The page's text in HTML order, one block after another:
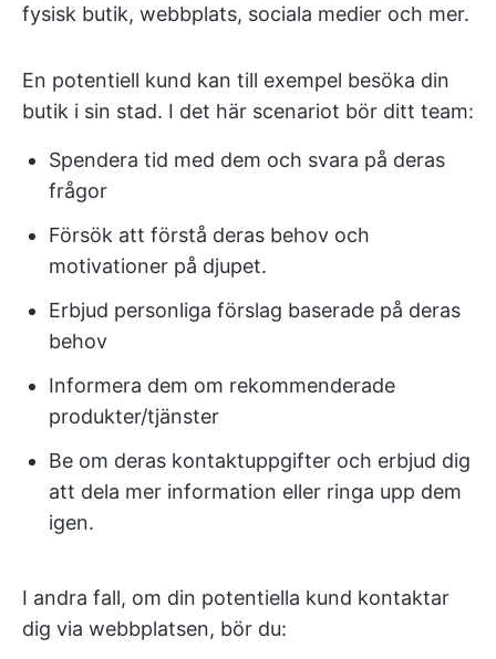
fysisk butik, webbplats, sociala medier och mer.
En potentiell kund kan till exempel besöka din
butik i sin stad. I det här scenariot bör ditt team:
Spendera tid med dem och svara på deras
frågor
Försök att förstå deras behov och
motivationer på djupet.
Erbjud personliga förslag baserade på deras
behov
Informera dem om rekommenderade
produkter/tjänster
Be om deras kontaktuppgifter och erbjud dig
att dela mer information eller ringa upp dem
igen.
I andra fall, om din potentiella kund kontaktar
dig via webbplatsen, bör du: